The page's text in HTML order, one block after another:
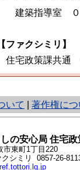
建築指導室 ０
【ファクシミリ】
住宅政策課共通
いて 著作権につ
の安心局 住宅政
市東町1丁目220
クシミリ 0857-26-